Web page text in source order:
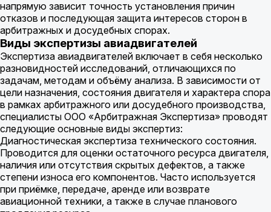
напрямую зависит точность установления причин
отказов и последующая защита интересов сторон в
арбитражных и досудебных спорах.
Виды экспертизы авиадвигателей
Экспертиза авиадвигателей включает в себя несколько
разновидностей исследований, отличающихся по
задачам, методам и объёму анализа. В зависимости от
цели назначения, состояния двигателя и характера спора
в рамках арбитражного или досудебного производства,
специалисты ООО «Арбитражная Экспертиза» проводят
следующие основные виды экспертиз:
Диагностическая экспертиза технического состояния.
Проводится для оценки остаточного ресурса двигателя,
наличия или отсутствия скрытых дефектов, а также
степени износа его компонентов. Часто используется
при приёмке, передаче, аренде или возврате
авиационной техники, а также в случае планового